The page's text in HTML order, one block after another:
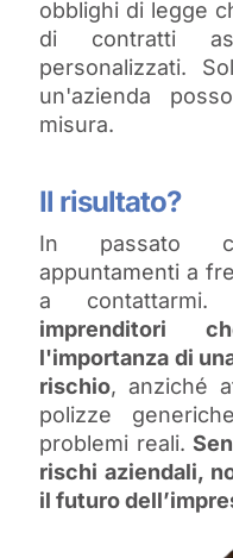
obblighi di legge
di contratti
personalizzati.
un'azienda
misura.
Il risultato?
In passato
appuntamenti a
a
imprenditori
l'importanza di
rischio, anziché
polizze
problemi reali.
rischi aziendali,
il futuro